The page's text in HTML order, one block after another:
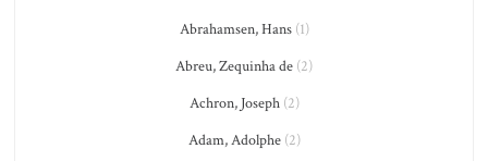
Abrahamsen, Hans(1)
Abreu, Zequinha de (2)
Achron, Joseph(2)
Adam, Adolphe(2)